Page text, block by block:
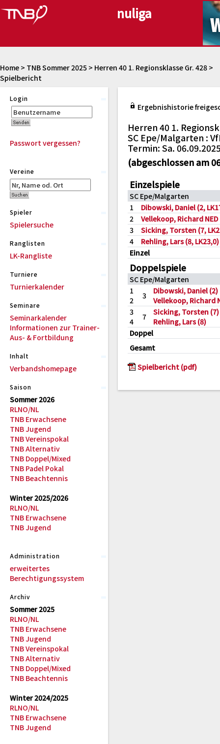
Spielbericht
Home > TNB Sommer 2025 > Herren 40 1. Regionsklasse Gr. 428 >
Login
Passwort vergessen?
Vereine
Spieler
Spielersuche
Ranglisten
LK-Rangliste
Turniere
Turnierkalender
Seminare
Seminarkalender
Informationen zur Trainer-
Aus- & Fortbildung
Inhalt
Verbandshomepage
Saison
Sommer 2026
RLNO/NL
TNB Erwachsene
TNB Jugend
TNB Vereinspokal
TNB Alternativ
TNB Doppel/Mixed
TNB Padel Pokal
TNB Beachtennis
Winter 2025/2026
RLNO/NL
TNB Erwachsene
TNB Jugend
Administration
erweitertes
Berechtigungssystem
Archiv
Sommer 2025
RLNO/NL
TNB Erwachsene
TNB Jugend
TNB Vereinspokal
TNB Alternativ
TNB Doppel/Mixed
TNB Beachtennis
Winter 2024/2025
RLNO/NL
TNB Erwachsene
TNB Jugend
Ergebnishistorie
Herren 40 1.
SC Epe/Malgarten :
Termin: Sa.
(abgeschlossen am
Einzelspiele
SC Epe/Malgarten
1
Dibowski, Daniel (2,
2
Vellekoop, Richard NED
3
Sicking, Torsten (7,
4
Rehling, Lars (8, LK23,0)
Einzel
Doppelspiele
SC Epe/Malgarten
1
2
3
Dibowski, Daniel (2)
Vellekoop, Richard
3
4
7
Sicking, Torsten (7)
Rehling, Lars (8)
Doppel
Gesamt
Spielbericht (pdf)